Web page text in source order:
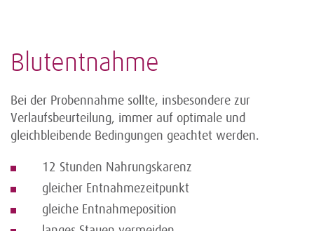
Blutentnahme
Bei der Probennahme sollte, insbesondere zur
Verlaufsbeurteilung, immer auf optimale und
gleichbleibende Bedingungen geachtet werden.
12 Stunden Nahrungskarenz
gleicher Entnahmezeitpunkt
gleiche Entnahmeposition